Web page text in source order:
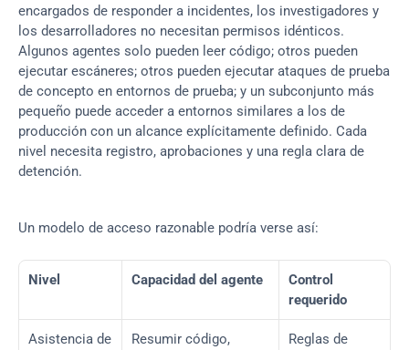
encargados de responder a incidentes, los investigadores y
los desarrolladores no necesitan permisos idénticos.
Algunos agentes solo pueden leer código; otros pueden
ejecutar escáneres; otros pueden ejecutar ataques de prueba
de concepto en entornos de prueba; y un subconjunto más
pequeño puede acceder a entornos similares a los de
producción con un alcance explícitamente definido. Cada
nivel necesita registro, aprobaciones y una regla clara de
detención.
Un modelo de acceso razonable podría verse así:
Nivel Capacidad del agente
Control
requerido
Asistencia de
Resumir código,
Reglas de